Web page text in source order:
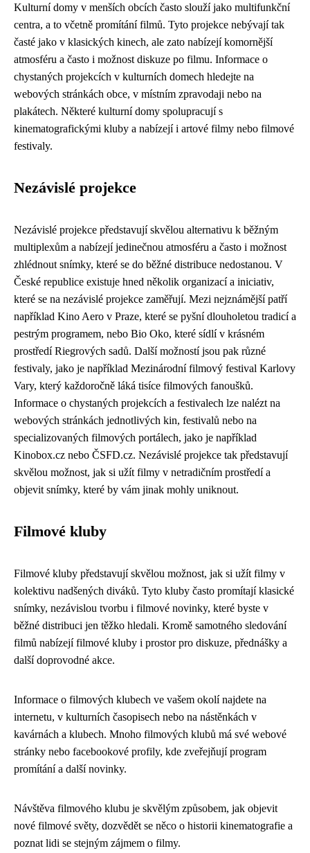
Kulturní domy v menších obcích často slouží jako multifunkční
centra, a to včetně promítání filmů. Tyto projekce nebývají tak
časté jako v klasických kinech, ale zato nabízejí komornější
atmosféru a často i možnost diskuze po filmu. Informace o
chystaných projekcích v kulturních domech hledejte na
webových stránkách obce, v místním zpravodaji nebo na
plakátech. Některé kulturní domy spolupracují s
kinematografickými kluby a nabízejí i artové filmy nebo filmové
festivaly.
Nezávislé projekce
Nezávislé projekce představují skvělou alternativu k běžným
multiplexům a nabízejí jedinečnou atmosféru a často i možnost
zhlédnout snímky, které se do běžné distribuce nedostanou. V
České republice existuje hned několik organizací a iniciativ,
které se na nezávislé projekce zaměřují. Mezi nejznámější patří
například Kino Aero v Praze, které se pyšní dlouholetou tradicí a
pestrým programem, nebo Bio Oko, které sídlí v krásném
prostředí Riegrových sadů. Další možností jsou pak různé
festivaly, jako je například Mezinárodní filmový festival Karlovy
Vary, který každoročně láká tisíce filmových fanoušků.
Informace o chystaných projekcích a festivalech lze nalézt na
webových stránkách jednotlivých kin, festivalů nebo na
specializovaných filmových portálech, jako je například
Kinobox.cz nebo ČSFD.cz. Nezávislé projekce tak představují
skvělou možnost, jak si užít filmy v netradičním prostředí a
objevit snímky, které by vám jinak mohly uniknout.
Filmové kluby
Filmové kluby představují skvělou možnost, jak si užít filmy v
kolektivu nadšených diváků. Tyto kluby často promítají klasické
snímky, nezávislou tvorbu i filmové novinky, které byste v
běžné distribuci jen těžko hledali. Kromě samotného sledování
filmů nabízejí filmové kluby i prostor pro diskuze, přednášky a
další doprovodné akce.
Informace o filmových klubech ve vašem okolí najdete na
internetu, v kulturních časopisech nebo na nástěnkách v
kavárnách a klubech. Mnoho filmových klubů má své webové
stránky nebo facebookové profily, kde zveřejňují program
promítání a další novinky.
Návštěva filmového klubu je skvělým způsobem, jak objevit
nové filmové světy, dozvědět se něco o historii kinematografie a
poznat lidi se stejným zájmem o filmy.